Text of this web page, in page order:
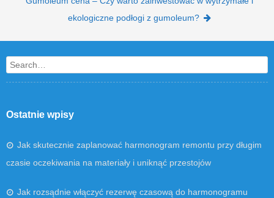
ekologiczne podłogi z gumoleum?
Search
Ostatnie wpisy
Jak skutecznie zaplanować harmonogram remontu przy długim
czasie oczekiwania na materiały i uniknąć przestojów
Jak rozsądnie włączyć rezerwę czasową do harmonogramu